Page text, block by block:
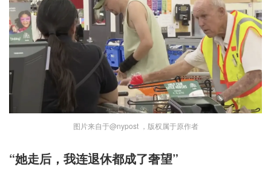
图片来自于@nypost ，版权属于原作者
“她走后，我连退休都成了奢望”